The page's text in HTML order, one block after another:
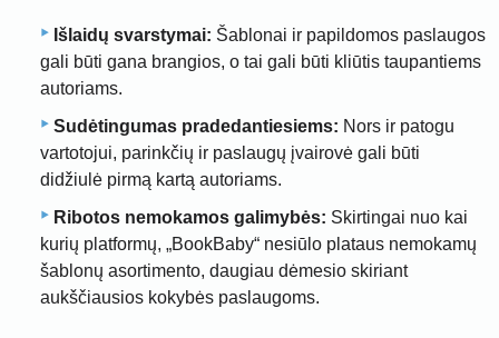
Išlaidų svarstymai: Šablonai ir papildomos paslaugos
gali būti gana brangios, o tai gali būti kliūtis taupantiems
autoriams.
Sudėtingumas pradedantiesiems: Nors ir patogu
vartotojui, parinkčių ir paslaugų įvairovė gali būti
didžiulė pirmą kartą autoriams.
Ribotos nemokamos galimybės: Skirtingai nuo kai
kurių platformų, „BookBaby“ nesiūlo plataus nemokamų
šablonų asortimento, daugiau dėmesio skiriant
aukščiausios kokybės paslaugoms.